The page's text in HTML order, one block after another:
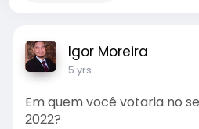
Igor Moreira
5 yrs
Em quem você votaria no
2022?